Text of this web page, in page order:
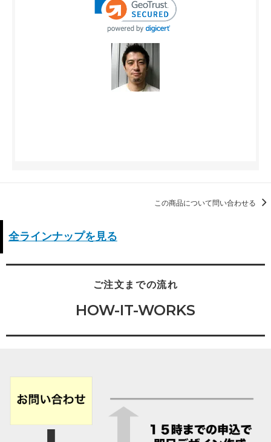
この商品について問い合わせる
全ラインナップを見る
ご注文までの流れ
HOW-IT-WORKS